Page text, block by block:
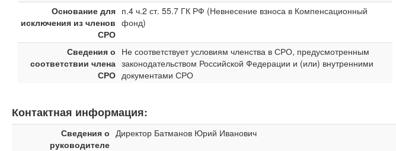
Основание для
исключения из членов
СРО
п.4 ч.2 ст. 55.7 ГК РФ (Невнесение взноса в Компенсационный
фонд)
Сведения о
соответствии члена
СРО
Не соответствует условиям членства в СРО, предусмотренным
законодательством Российской Федерации и (или) внутренними
документами СРО
Контактная информация:
Сведения о
руководителе
Директор Батманов Юрий Иванович